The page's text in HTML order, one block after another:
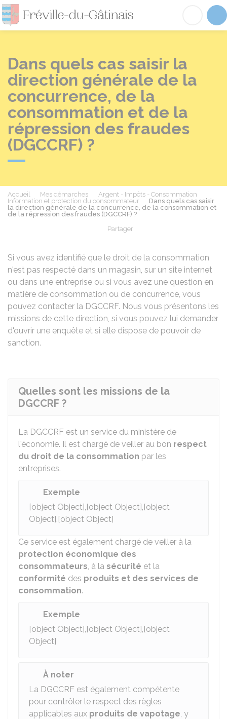
Fréville-du-
Dans quels cas saisir la
direction générale de la
concurrence, de la
consommation et de la
répression des fraudes
(DGCCRF) ?
Accueil Mes démarches
Argent - Impôts - Consommation
Information et protection du consommateur
Dans quels cas saisir
la direction générale de la concurrence, de la consommation et
de la répression des fraudes (DGCCRF) ?
Partager
Si vous avez identifié que le droit de la consommation
n'est pas respecté dans un magasin, sur un site internet
ou dans une entreprise ou si vous avez une question en
matière de consommation ou de concurrence, vous
pouvez contacter la DGCCRF. Nous vous présentons les
missions de cette direction, si vous pouvez lui demander
d'ouvrir une enquête et si elle dispose de pouvoir de
sanction.
Quelles sont les missions de la
DGCCRF ?
La DGCCRF est un service du ministère de
l'économie. Il est chargé de veiller au bon respect
du droit de la consommation par les
entreprises.
Exemple
[object Object],[object Object],[object
Object],[object Object]
Ce service est également chargé de veiller à la
protection économique des
consommateurs, à la sécurité et la
conformité des produits et des services de
consommation.
Exemple
[object Object],[object Object],[object
Object]
À noter
La DGCCRF est également compétente
pour contrôler le respect des règles
applicables aux produits de vapotage, y